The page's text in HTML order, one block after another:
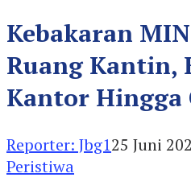
Kebakaran
Ruang Kantin,
Kantor Hingga
Reporter: Jbg125 Juni
Peristiwa